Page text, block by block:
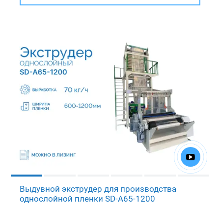
Выдувной экструдер для производства
однослойной пленки SD-A65-1200